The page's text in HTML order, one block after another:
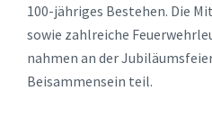
100-jähriges Bestehen. Die
sowie zahlreiche
nahmen an der
Beisammensein teil.